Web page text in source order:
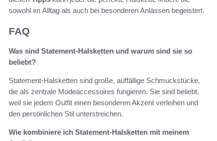
sowohl im Alltag als auch bei besonderen Anlässen begeistert.
FAQ
Was sind Statement-Halsketten und warum sind sie so
beliebt?
Statement-Halsketten sind große, auffällige Schmuckstücke,
die als zentrale Modeaccessoires fungieren. Sie sind beliebt,
weil sie jedem Outfit einen besonderen Akzent verleihen und
den persönlichen Stil unterstreichen.
Wie kombiniere ich Statement-Halsketten mit meinem